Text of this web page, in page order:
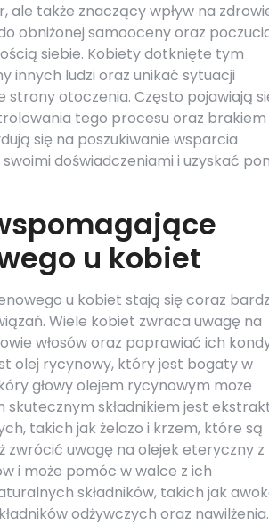
ale także znaczący wpływ na
obniżonej samooceny oraz
siebie. Kobiety dotknięte tym
innych ludzi oraz unikać sytuacji
strony otoczenia. Często pojawiają
tego procesu oraz brakiem
się na poszukiwanie wsparcia
doświadczeniami i uzyskać
u kobiet
u kobiet stają się coraz
Wiele kobiet zwraca uwagę na
włosów oraz poprawiać ich
olej rycynowy, który jest bogaty w
głowy olejem rycynowym może
skutecznym składnikiem jest
takich jak żelazo i krzem, które są
zwrócić uwagę na olejek eteryczny z
i może pomóc w walce z ich
składników, takich jak
odżywczych oraz nawilżenia.